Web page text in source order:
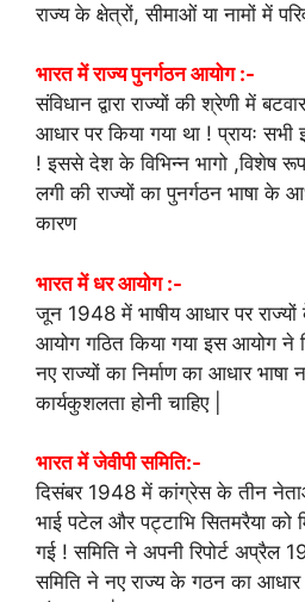
राज्य के क्षेत्रों, सीमाओं या नामों में
भारत में राज्य पुनर्गठन आयोग :-
संविधान द्वारा राज्यों की श्रेणी में
आधार पर किया गया था ! प्रायः
! इससे देश के विभिन्न भागो ,विशेष
लगी की राज्यों का पुनर्गठन भाषा के
कारण
भारत में धर आयोग :-
जून 1948 में भाषीय आधार पर
आयोग गठित किया गया इस आयोग ने
नए राज्यों का निर्माण का आधार भाषा
कार्यकुशलता होनी चाहिए |
भारत में जेवीपी समिति:-
दिसंबर 1948 में कांग्रेस के तीन
भाई पटेल और पट्टाभि सितमरैया को
गई ! समिति ने अपनी रिपोर्ट अप्रैल
समिति ने नए राज्य के गठन का